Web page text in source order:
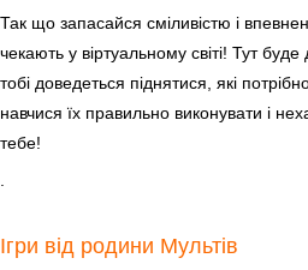
Так що запасайся сміливістю і
чекають у віртуальному світі! Тут
тобі доведеться піднятися, які
навчися їх правильно виконувати і
тебе!
Ігри від родини Мультів